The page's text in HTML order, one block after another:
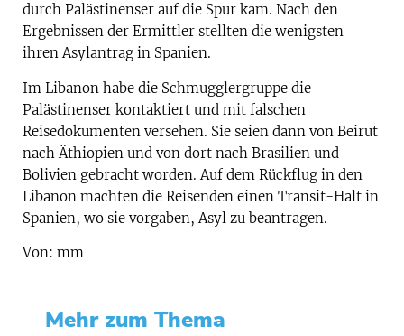
durch Palästinenser auf die Spur kam. Nach den
Ergebnissen der Ermittler stellten die wenigsten
ihren Asylantrag in Spanien.
Im Libanon habe die Schmugglergruppe die
Palästinenser kontaktiert und mit falschen
Reisedokumenten versehen. Sie seien dann von Beirut
nach Äthiopien und von dort nach Brasilien und
Bolivien gebracht worden. Auf dem Rückflug in den
Libanon machten die Reisenden einen Transit-Halt in
Spanien, wo sie vorgaben, Asyl zu beantragen.
Von: mm
Mehr zum Thema